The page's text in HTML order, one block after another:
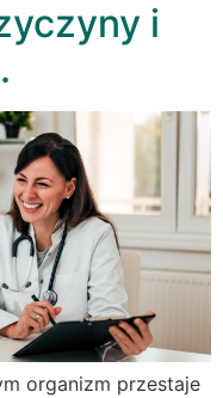
i
organizm przestaje